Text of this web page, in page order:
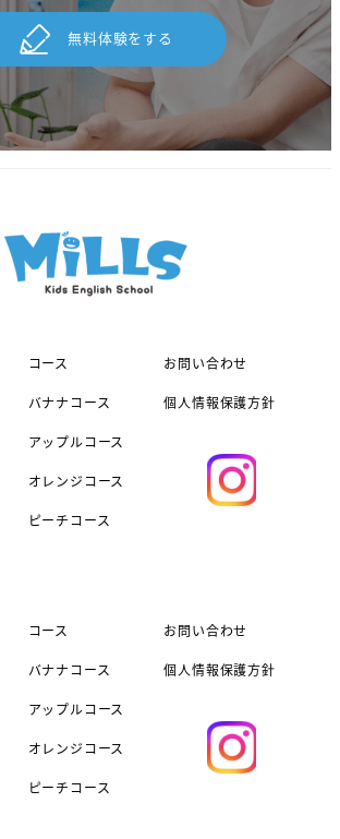
無料体験をする
コース
バナナコース
アップルコース
オレンジコース
ピーチコース
お問い合わせ
個人情報保護方針
コース
バナナコース
アップルコース
オレンジコース
ピーチコース
お問い合わせ
個人情報保護方針